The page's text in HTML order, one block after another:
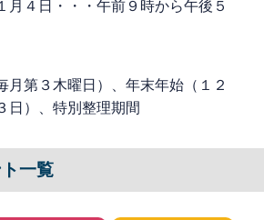
月４日・・・午前９時から午後５
月第３木曜日）、年末年始（１２
日）、特別整理期間
一覧